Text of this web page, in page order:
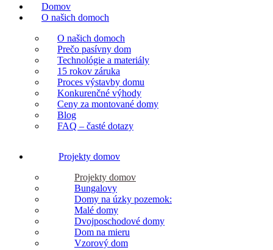
Domov
O našich domoch
O našich domoch
Prečo pasívny dom
Technológie a materiály
15 rokov záruka
Proces výstavby domu
Konkurenčné výhody
Ceny za montované domy
Blog
FAQ – časté dotazy
Projekty domov
Projekty domov
Bungalovy
Domy na úzky pozemok:
Malé domy
Dvojposchodové domy
Dom na mieru
Vzorový dom